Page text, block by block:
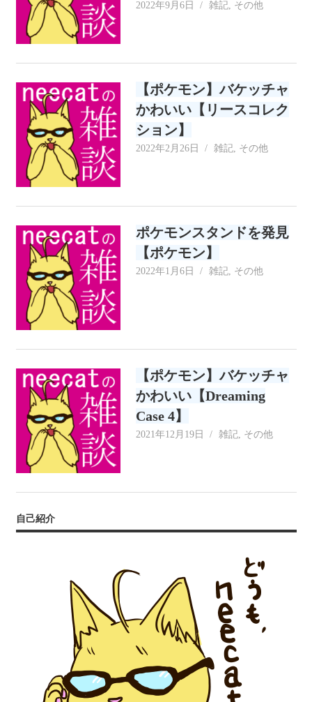
2022年9月6日 neecat
雑記, その他
【ポケモン】バケッチャ
かわいい【リースコレク
ション】
2022年2月26日 neecat
雑記, その他
ポケモンスタンドを発見
【ポケモン】
2022年1月6日 neecat
雑記, その他
【ポケモン】バケッチャ
かわいい【Dreaming
Case 4】
2021年12月19日 neecat
雑記, その他
自己紹介